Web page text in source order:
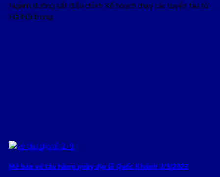
Ngành đường sắt điều chỉnh Kế hoạch chạy các tuyến tàu từ
Hà Nội trong
Mở bán vé tàu hàng ngày dịp lễ Quốc Khánh 2/9/2023